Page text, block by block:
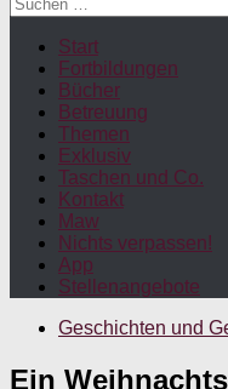
nach:
Start
Fortbildungen
Bücher
Betreuung
Themen
Exklusiv
Taschen und Co.
Kontakt
Maw
Nichts verpassen!
App
Stellenangebote
Geschichten und
Ein